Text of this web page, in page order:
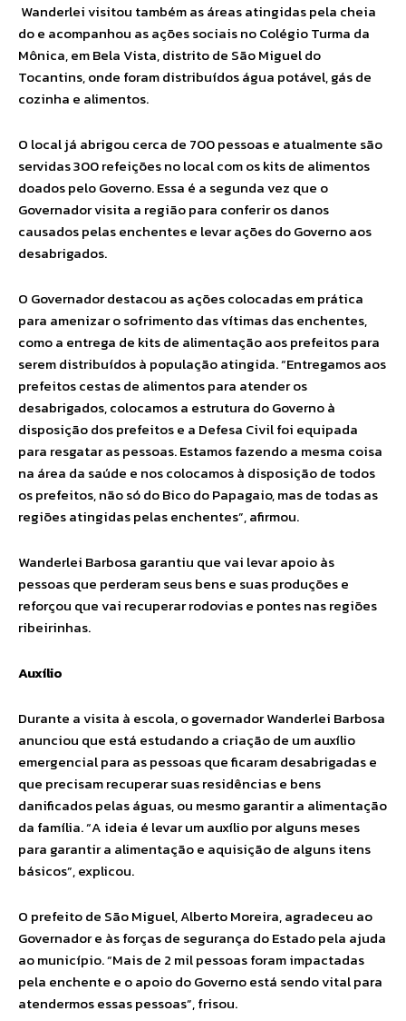
Wanderlei visitou também as áreas atingidas pela cheia
do e acompanhou as ações sociais no Colégio Turma da
Mônica, em Bela Vista, distrito de São Miguel do
Tocantins, onde foram distribuídos água potável, gás de
cozinha e alimentos.
O local já abrigou cerca de 700 pessoas e atualmente são
servidas 300 refeições no local com os kits de alimentos
doados pelo Governo. Essa é a segunda vez que o
Governador visita a região para conferir os danos
causados pelas enchentes e levar ações do Governo aos
desabrigados.
O Governador destacou as ações colocadas em prática
para amenizar o sofrimento das vítimas das enchentes,
como a entrega de kits de alimentação aos prefeitos para
serem distribuídos à população atingida. “Entregamos aos
prefeitos cestas de alimentos para atender os
desabrigados, colocamos a estrutura do Governo à
disposição dos prefeitos e a Defesa Civil foi equipada
para resgatar as pessoas. Estamos fazendo a mesma coisa
na área da saúde e nos colocamos à disposição de todos
os prefeitos, não só do Bico do Papagaio, mas de todas as
regiões atingidas pelas enchentes”, afirmou.
Wanderlei Barbosa garantiu que vai levar apoio às
pessoas que perderam seus bens e suas produções e
reforçou que vai recuperar rodovias e pontes nas regiões
ribeirinhas.
Auxílio
Durante a visita à escola, o governador Wanderlei Barbosa
anunciou que está estudando a criação de um auxílio
emergencial para as pessoas que ficaram desabrigadas e
que precisam recuperar suas residências e bens
danificados pelas águas, ou mesmo garantir a alimentação
da família. “A ideia é levar um auxílio por alguns meses
para garantir a alimentação e aquisição de alguns itens
básicos”, explicou.
O prefeito de São Miguel, Alberto Moreira, agradeceu ao
Governador e às forças de segurança do Estado pela ajuda
ao município. “Mais de 2 mil pessoas foram impactadas
pela enchente e o apoio do Governo está sendo vital para
atendermos essas pessoas”, frisou.